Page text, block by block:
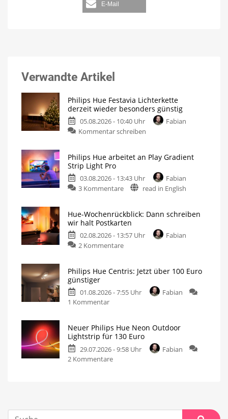
E-Mail
Verwandte Artikel
Philips Hue Festavia Lichterkette
derzeit wieder besonders günstig
05.08.2026 - 10:40 Uhr
Fabian
Kommentar schreiben
Philips Hue arbeitet an Play Gradient
Strip Light Pro
03.08.2026 - 13:43 Uhr
Fabian
3 Kommentare
read in English
Hue-Wochenrückblick: Dann schreiben
wir halt Postkarten
02.08.2026 - 13:57 Uhr
Fabian
2 Kommentare
Philips Hue Centris: Jetzt über 100 Euro
günstiger
01.08.2026 - 7:55 Uhr
Fabian
1 Kommentar
Neuer Philips Hue Neon Outdoor
Lightstrip für 130 Euro
29.07.2026 - 9:58 Uhr
Fabian
2 Kommentare